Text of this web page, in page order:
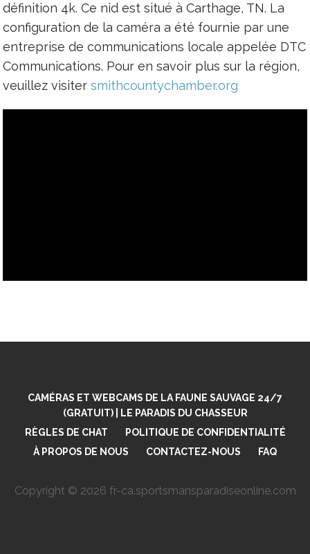
définition 4k. Ce nid est situé à Carthage, TN. La
configuration de la caméra a été fournie par une
entreprise de communications locale appelée DTC
Communications. Pour en savoir plus sur la région,
veuillez visiter smithcountychamber.org
CAMÉRAS ET WEBCAMS DE LA FAUNE SAUVAGE 24/7
(GRATUIT) | LE PARADIS DU CHASSEUR
RÈGLES DE CHAT
POLITIQUE DE CONFIDENTIALITÉ
À PROPOS DE NOUS
CONTACTEZ-NOUS FAQ
Copyright © 2026 fr-ca.sportsmansparadiseonline.com